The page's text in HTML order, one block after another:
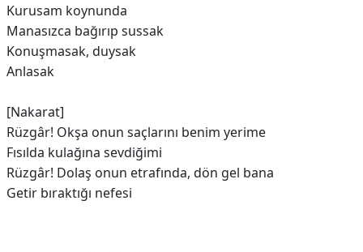
Kurusam koynunda
Manasızca bağırıp sussak
Konuşmasak, duysak
Anlasak
[Nakarat]
Rüzgâr! Okşa onun saçlarını benim yerime
Fısılda kulağına sevdiğimi
Rüzgâr! Dolaş onun etrafında, dön gel bana
Getir bıraktığı nefesi